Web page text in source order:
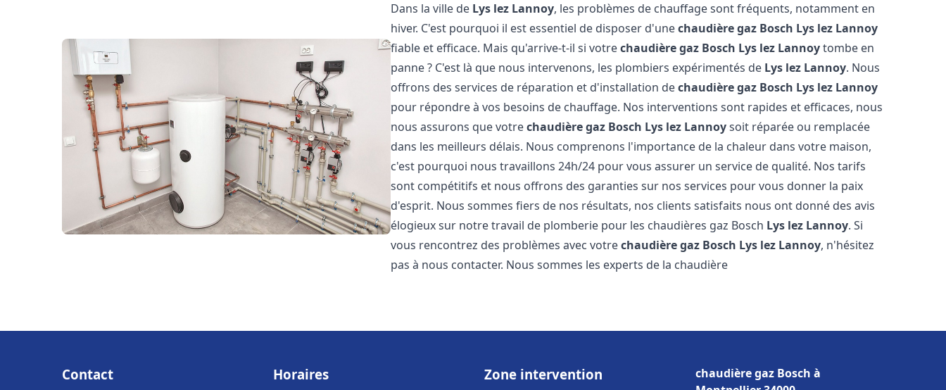
Dans la ville de Lys lez Lannoy, les problèmes de chauffage sont fréquents, notamment en
hiver. C'est pourquoi il est essentiel de disposer d'unechaudière gaz Bosch Lys lez Lannoy
fiable et efficace. Mais qu'arrive-t-il si votrechaudière gaz Bosch Lys lez Lannoytombe en
panne ? C'est là que nous intervenons, les plombiers expérimentés de Lys lez Lannoy. Nous
offrons des services de réparation et d'installation dechaudière gaz Bosch Lys lez Lannoy
pour répondre à vos besoins de chauffage. Nos interventions sont rapides et efficaces, nous
nous assurons que votrechaudière gaz Bosch Lys lez Lannoysoit réparée ou remplacée
dans les meilleurs délais. Nous comprenons l'importance de la chaleur dans votre maison,
c'est pourquoi nous travaillons 24h/24 pour vous assurer un service de qualité. Nos tarifs
sont compétitifs et nous offrons des garanties sur nos services pour vous donner la paix
d'esprit. Nous sommes fiers de nos résultats, nos clients satisfaits nous ont donné des avis
élogieux sur notre travail de plomberie pour les chaudières gaz Bosch Lys lez Lannoy. Si
vous rencontrez des problèmes avec votrechaudière gaz Bosch Lys lez Lannoy, n'hésitez
pas à nous contacter. Nous sommes les experts de la chaudière
Contact Horaires Zone intervention
chaudière gaz Bosch à